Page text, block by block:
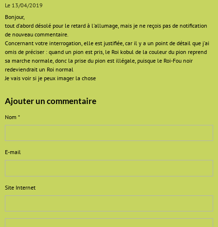
Le 13/04/2019
Bonjour,
tout d'abord désolé pour le retard à l'allumage, mais je ne reçois pas de notification
de nouveau commentaire.
Concernant votre interrogation, elle est justifiée, car il y a un point de détail que j'ai
omis de préciser : quand un pion est pris, le Roi kobul de la couleur du pion reprend
sa marche normale, donc la prise du pion est illégale, puisque le Roi-Fou noir
redeviendrait un Roi normal
Je vais voir si je peux imager la chose
Ajouter un commentaire
Nom
E-mail
Site Internet